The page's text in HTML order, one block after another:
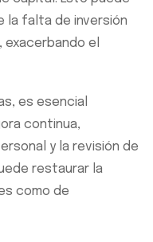
la falta de inversión
el
es esencial
continua,
y la revisión de
restaurar la
como de